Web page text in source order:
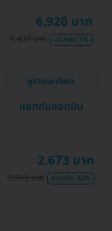
6,920 บาท
7,433 บาท ประหยัด 7%
ดูรายละเอียด
แชทกับแอดมิน
2,673 บาท
3,913 บาท ประหยัด 32%